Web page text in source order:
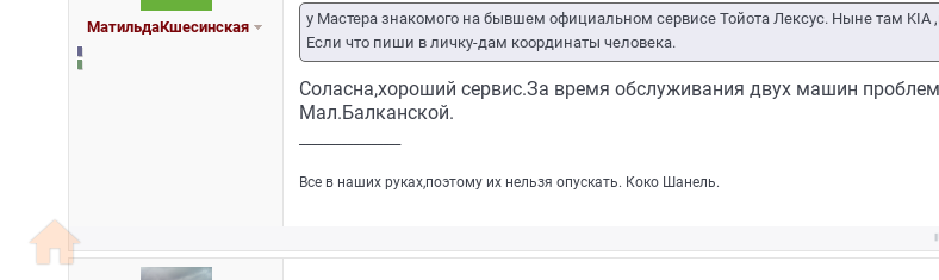
home
МатильдаКшесинская
у Мастера знакомого на бывшем официальном сервисе Тойота Лексус. Ныне там
Если что пиши в личку-дам координаты человека.
Соласна,хороший сервис.За время обслуживания двух машин
Мал.Балканской.
Все в наших руках,поэтому их нельзя опускать. Коко Шанель.